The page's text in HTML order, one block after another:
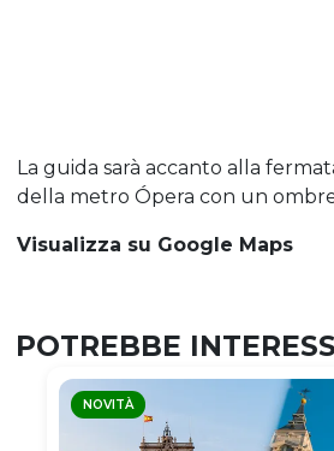
La guida sarà accanto alla
della metro Ópera con un
Visualizza su Google Maps
POTREBBE
NOVITÀ